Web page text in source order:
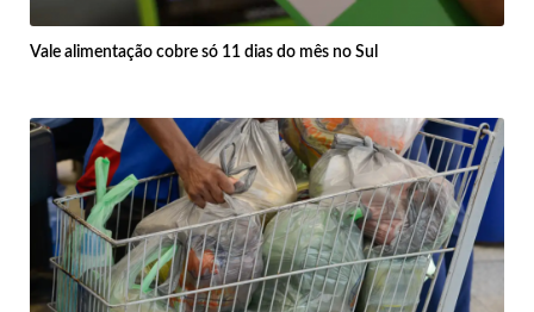
Vale alimentação cobre só 11 dias do mês no Sul